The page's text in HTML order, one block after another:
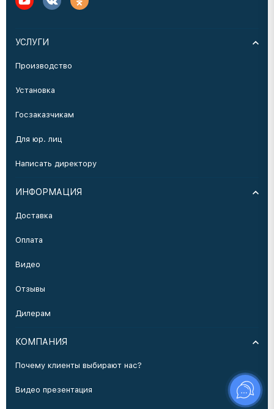
УСЛУГИ
Производство
Установка
Госзаказчикам
Для юр. лиц
Написать директору
ИНФОРМАЦИЯ
Доставка
Оплата
Видео
Отзывы
Дилерам
КОМПАНИЯ
Почему клиенты выбирают нас?
Видео презентация